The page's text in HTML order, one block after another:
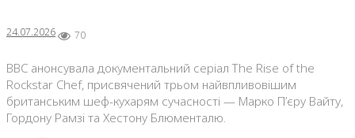
24.07.2026 70
BBC анонсувала документальний серіал The Rise of the
Rockstar Chef, присвячений трьом найвпливовішим
британським шеф-кухарям сучасності — Марко П’єру Вайту,
Гордону Рамзі та Хестону Блюменталю.